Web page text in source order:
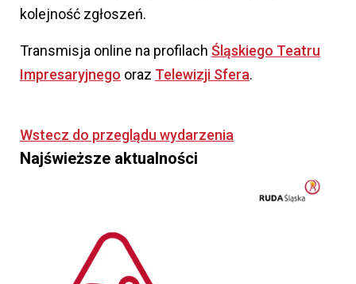
kolejność zgłoszeń.
Transmisja online na profilach Śląskiego Teatru
Impresaryjnego oraz Telewizji Sfera.
Wstecz do przeglądu wydarzenia
Najświeższe aktualności